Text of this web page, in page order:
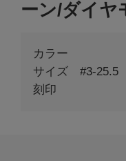
ーン/ダイヤ
カラー
サイズ #3-25.5
刻印